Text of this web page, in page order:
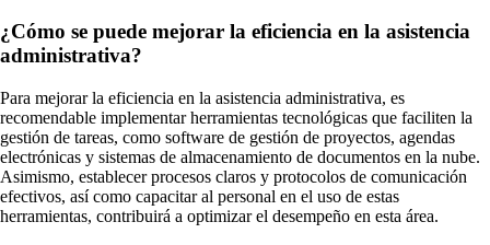
¿Cómo se puede mejorar la eficiencia en la asistencia
administrativa?
Para mejorar la eficiencia en la asistencia administrativa, es
recomendable implementar herramientas tecnológicas que faciliten la
gestión de tareas, como software de gestión de proyectos, agendas
electrónicas y sistemas de almacenamiento de documentos en la nube.
Asimismo, establecer procesos claros y protocolos de comunicación
efectivos, así como capacitar al personal en el uso de estas
herramientas, contribuirá a optimizar el desempeño en esta área.